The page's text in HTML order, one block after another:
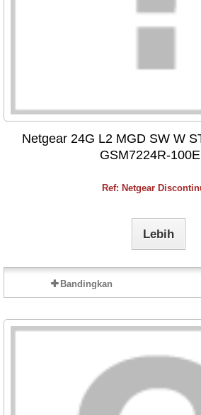
Netgear 24G L2 MGD SW W
GSM7224R-
Ref: Netgear
Lebih
Bandingkan